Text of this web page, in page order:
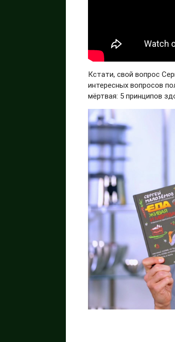
Кстати, свой вопрос
интересных вопросов
мёртвая: 5 принципов